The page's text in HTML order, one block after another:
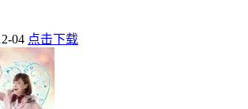
04 点击下载